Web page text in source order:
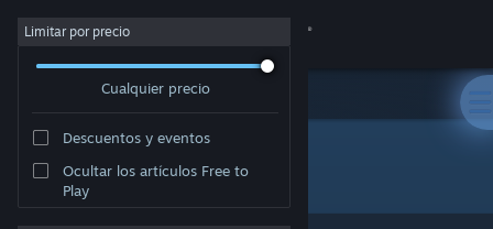
Iniciar sesión
Acerca de
Limitar por precio
Cualquier precio
Descuentos y eventos
Ocultar los artículos Free to
Play
"Winston Carter"